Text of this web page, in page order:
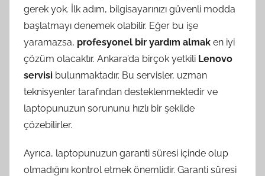
gerek yok. İlk adım, bilgisayarınızı güvenli modda
başlatmayı denemek olabilir. Eğer bu işe
yaramazsa, profesyonel bir yardım almak en iyi
çözüm olacaktır. Ankara’da birçok yetkili Lenovo
servisi bulunmaktadır. Bu servisler, uzman
teknisyenler tarafından desteklenmektedir ve
laptopunuzun sorununu hızlı bir şekilde
çözebilirler.
Ayrıca, laptopunuzun garanti süresi içinde olup
olmadığını kontrol etmek önemlidir. Garanti süresi